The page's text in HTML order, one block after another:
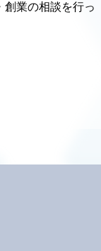
創業の相談を行っ